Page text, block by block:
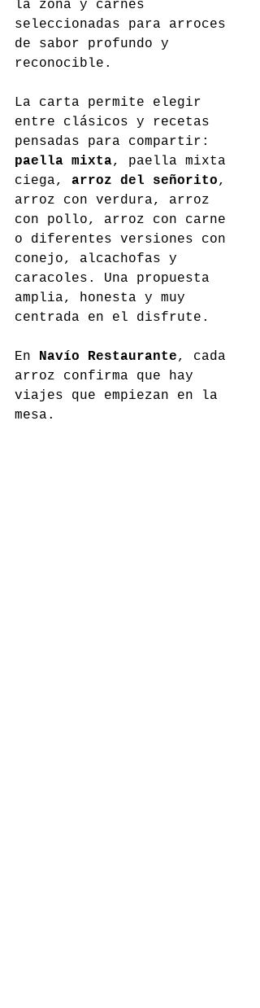
la zona y carnes
seleccionadas para arroces
de sabor profundo y
reconocible.
La carta permite elegir
entre clásicos y recetas
pensadas para compartir:
paella mixta, paella mixta
ciega, arroz del señorito,
arroz con verdura, arroz
con pollo, arroz con carne
o diferentes versiones con
conejo, alcachofas y
caracoles. Una propuesta
amplia, honesta y muy
centrada en el disfrute.
En Navío Restaurante, cada
arroz confirma que hay
viajes que empiezan en la
mesa.